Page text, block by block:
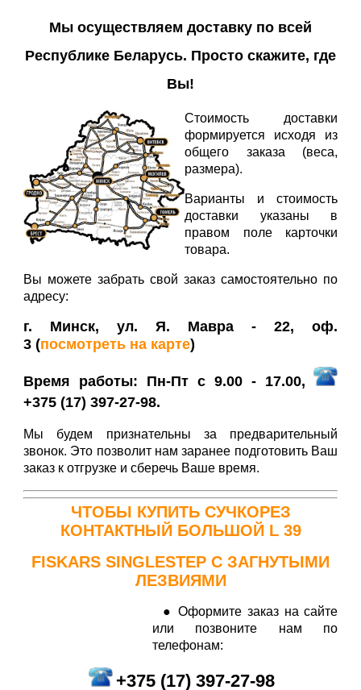
Мы осуществляем доставку по всей
Республике Беларусь. Просто скажите, где
Вы!
Стоимость доставки
формируется исходя из
общего заказа (веса,
размера).
Варианты и стоимость
доставки указаны в
правом поле карточки
товара.
Вы можете забрать свой заказ самостоятельно по
адресу:
г. Минск, ул. Я. Мавра - 22, оф.
3 (посмотреть на карте)
Время работы: Пн-Пт с 9.00 - 17.00,
+375 (17) 397-27-98.
Мы будем признательны за предварительный
звонок. Это позволит нам заранее подготовить Ваш
заказ к отгрузке и сберечь Ваше время.
ЧТОБЫ КУПИТЬ СУЧКОРЕЗ
КОНТАКТНЫЙ БОЛЬШОЙ​ L 39
FISKARS SINGLESTEP C ЗАГНУТЫМИ
ЛЕЗВИЯМИ
● Оформите заказ на сайте
или позвоните нам по
телефонам:
+375 (17) 397-27-98